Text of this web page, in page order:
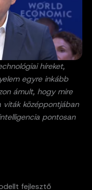
híreket,
egyre inkább
ámult, hogy mire
középpontjában
pontosan
fejlesztő